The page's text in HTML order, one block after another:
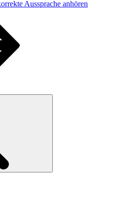
Aussprache anhören